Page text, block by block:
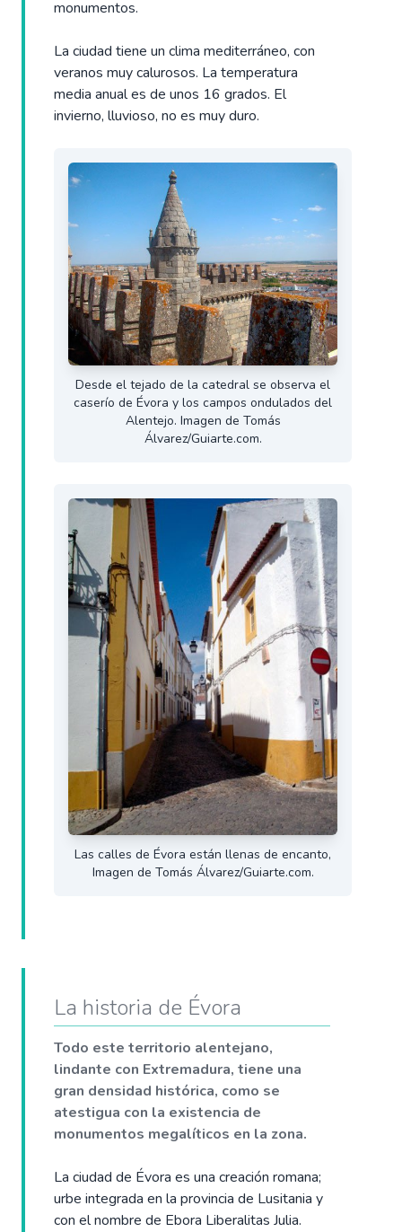
monumentos.
La ciudad tiene un clima mediterráneo, con
veranos muy calurosos. La temperatura
media anual es de unos 16 grados. El
invierno, lluvioso, no es muy duro.
Desde el tejado de la catedral se observa el
caserío de Évora y los campos ondulados del
Alentejo. Imagen de Tomás
Álvarez/Guiarte.com.
Las calles de Évora están llenas de encanto,
Imagen de Tomás Álvarez/Guiarte.com.
La historia de Évora
Todo este territorio alentejano,
lindante con Extremadura, tiene una
gran densidad histórica, como se
atestigua con la existencia de
monumentos megalíticos en la zona.
La ciudad de Évora es una creación romana;
urbe integrada en la provincia de Lusitania y
con el nombre de Ebora Liberalitas Julia.